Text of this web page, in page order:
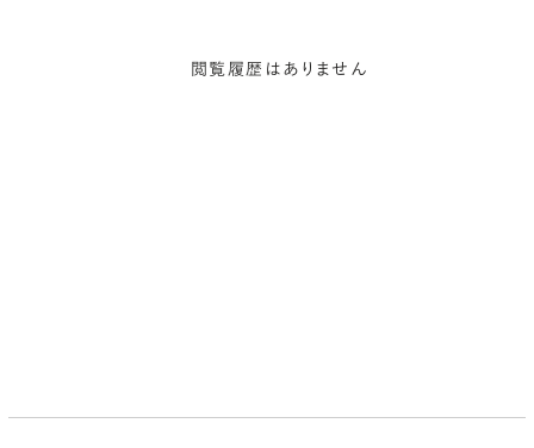
閲覧履歴はありません